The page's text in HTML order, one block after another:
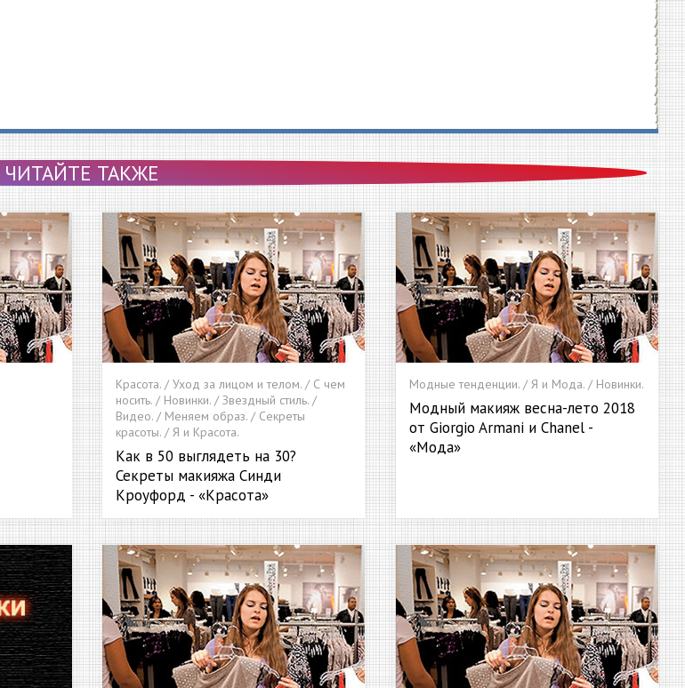
ЧИТАЙТЕ ТАКЖЕ
Красота. / Уход за лицом и телом. / С чем
носить. / Новинки. / Звездный стиль. /
Видео. / Меняем образ. / Секреты
красоты. / Я и Красота.
Как в 50 выглядеть на 30?
Секреты макияжа Синди
Кроуфорд - «Красота»
Модные тенденции. / Я и Мода. / Новинки.
Модный макияж весна-лето 2018
от Giorgio Armani и Chanel -
«Мода»